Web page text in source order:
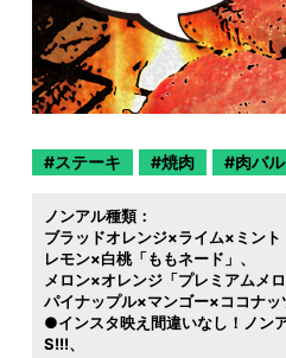
ステーキ 焼肉 肉バル
ノンアル種類：
ブラッドオレンジ×ライム×ミント
レモン×白桃「ももネード」
メロン×オレンジ「プレミアムメロ
パイナップル×マンゴー×ココナッ
●インスタ映え間違いなし！ノン
S!!!